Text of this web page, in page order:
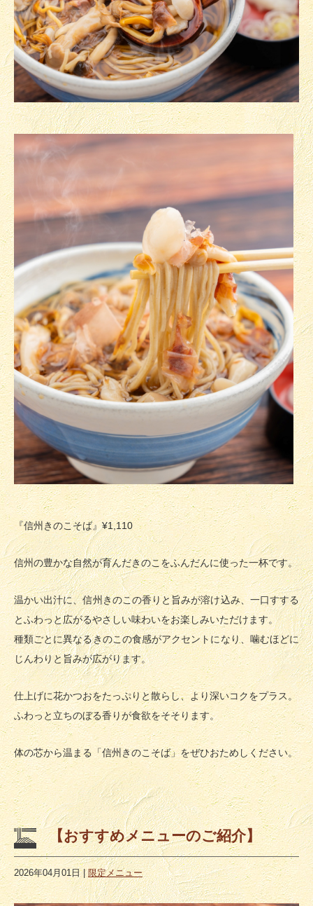
『信州きのこそば』¥1,110
信州の豊かな自然が育んだきのこをふんだんに使った一杯です。
温かい出汁に、信州きのこの香りと旨みが溶け込み、一口すする
とふわっと広がるやさしい味わいをお楽しみいただけます。
種類ごとに異なるきのこの食感がアクセントになり、噛むほどに
じんわりと旨みが広がります。
仕上げに花かつおをたっぷりと散らし、より深いコクをプラス。
ふわっと立ちのぼる香りが食欲をそそります。
体の芯から温まる「信州きのこそば」をぜひおためしください。
【おすすめメニューのご紹介】
2026年04月01日|限定メニュー